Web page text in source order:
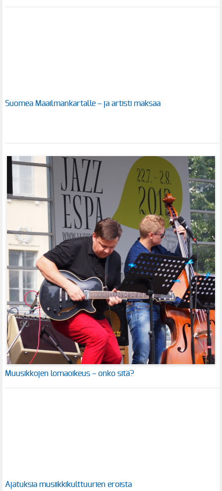
Suomea Maailmankartalle – ja artisti maksaa
Muusikkojen lomaoikeus – onko sitä?
Ajatuksia musiikkikulttuurien eroista